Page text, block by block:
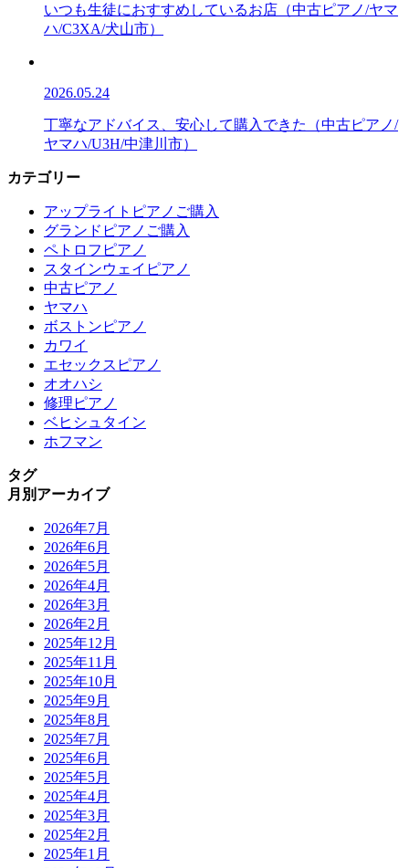
いつも生徒におすすめしているお店（中古ピアノ/ヤマ
ハ/C3XA/犬山市）
2026.05.24
丁寧なアドバイス、安心して購入できた（中古ピアノ/
ヤマハ/U3H/中津川市）
カテゴリー
アップライトピアノご購入
グランドピアノご購入
ペトロフピアノ
スタインウェイピアノ
中古ピアノ
ヤマハ
ボストンピアノ
カワイ
エセックスピアノ
オオハシ
修理ピアノ
ベヒシュタイン
ホフマン
タグ
月別アーカイブ
2026年7月
2026年6月
2026年5月
2026年4月
2026年3月
2026年2月
2025年12月
2025年11月
2025年10月
2025年9月
2025年8月
2025年7月
2025年6月
2025年5月
2025年4月
2025年3月
2025年2月
2025年1月